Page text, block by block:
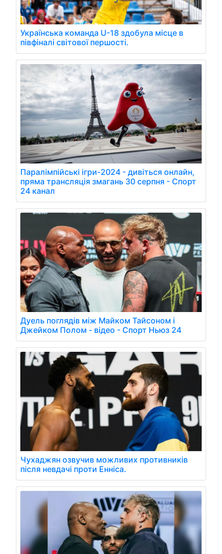
Українська команда U-18 здобула місце в
півфіналі світової першості.
Паралімпійські ігри-2024 - дивіться онлайн,
пряма трансляція змагань 30 серпня - Спорт
24 канал
Дуель поглядів між Майком Тайсоном і
Джейком Полом - відео - Спорт Ньюз 24
Чухаджян озвучив можливих противників
після невдачі проти Енніса.